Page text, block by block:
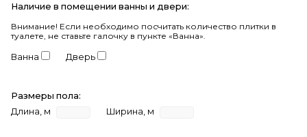
Наличие в помещении ванны и двери:
Внимание! Если необходимо посчитать количество плитки в
туалете, не ставьте галочку в пункте «Ванна».
Ванна Дверь
Размеры пола:
Длина, м
Ширина, м